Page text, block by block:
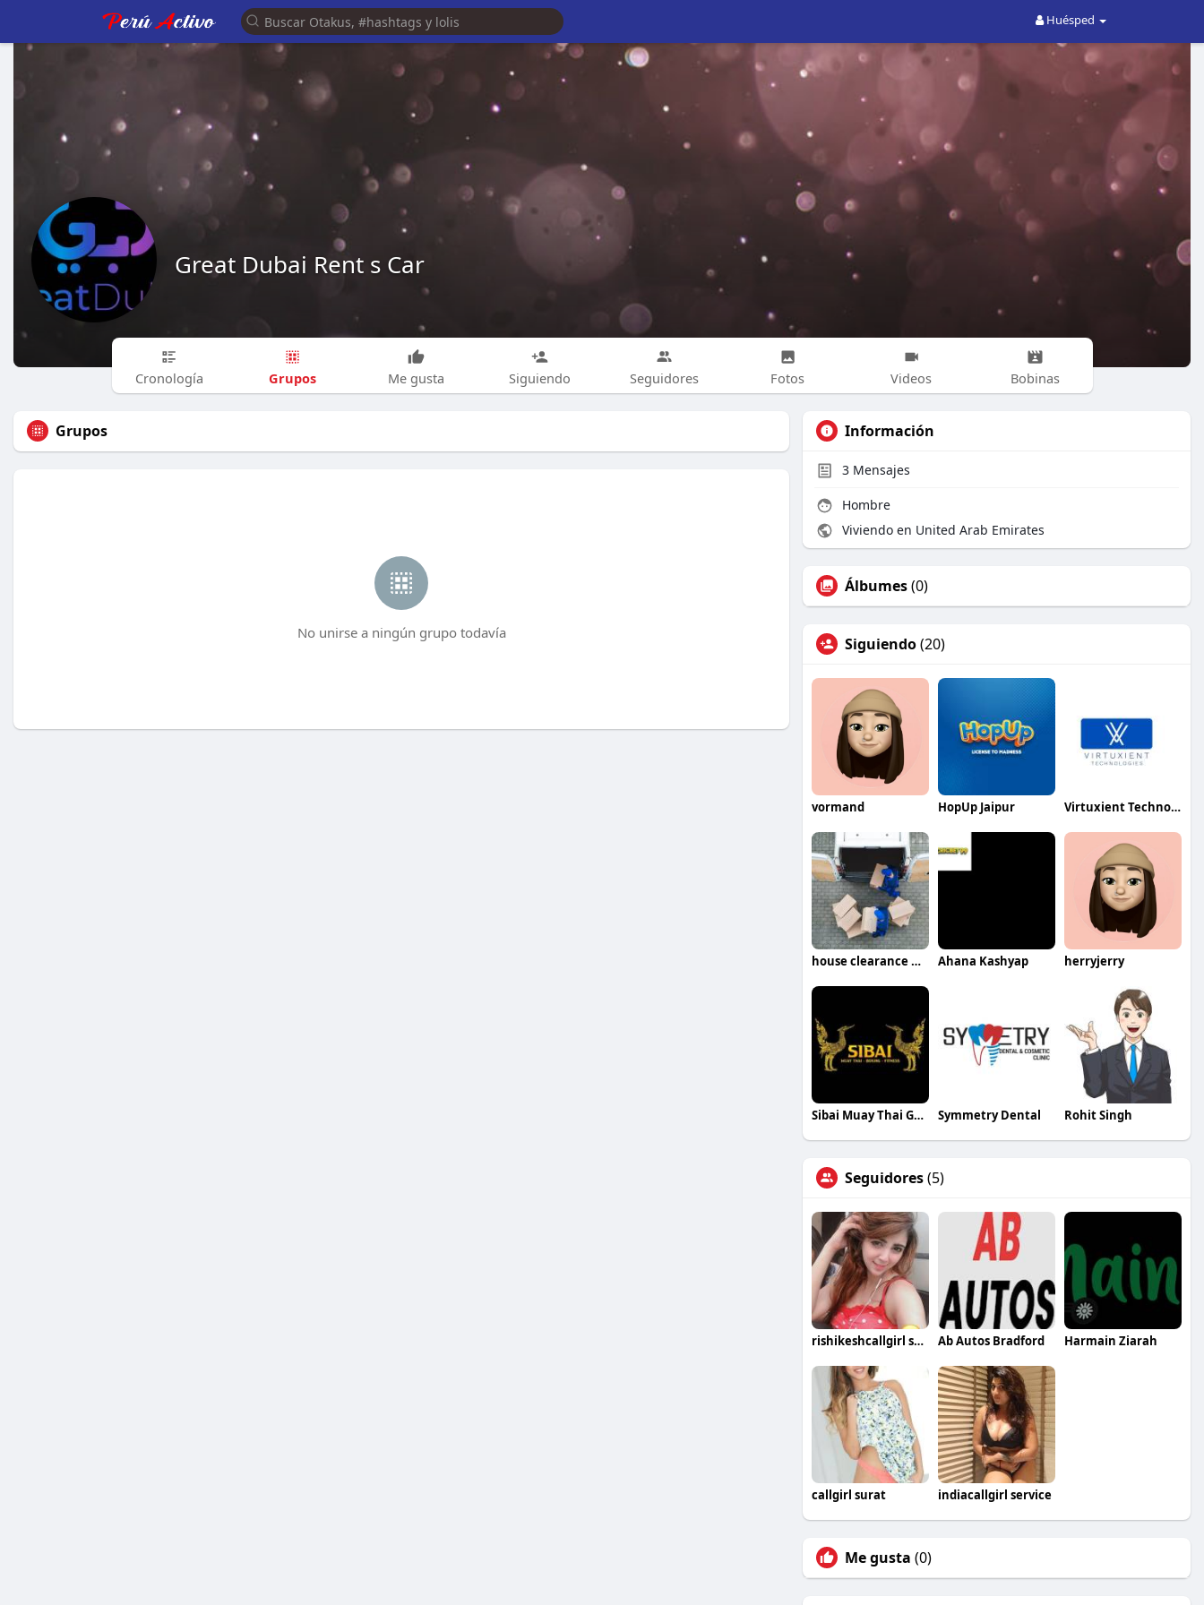
Huésped
Great Dubai Rent s Car
Cronología Grupos Me gusta Siguiendo Seguidores Fotos Videos Bobinas
Grupos
No unirse a ningún grupo todavía
Información
3 Mensajes
Hombre
Viviendo en United Arab Emirates
Álbumes(0)
Siguiendo(20)
vormand HopUp Jaipur Virtuxient Technology
house clearance northampton Ahana Kashyap herryjerry
Sibai Muay Thai Gym Symmetry Dental Rohit Singh
Seguidores(5)
rishikeshcallgirl service Ab Autos Bradford Harmain Ziarah
callgirl surat indiacallgirl service
Me gusta (0)